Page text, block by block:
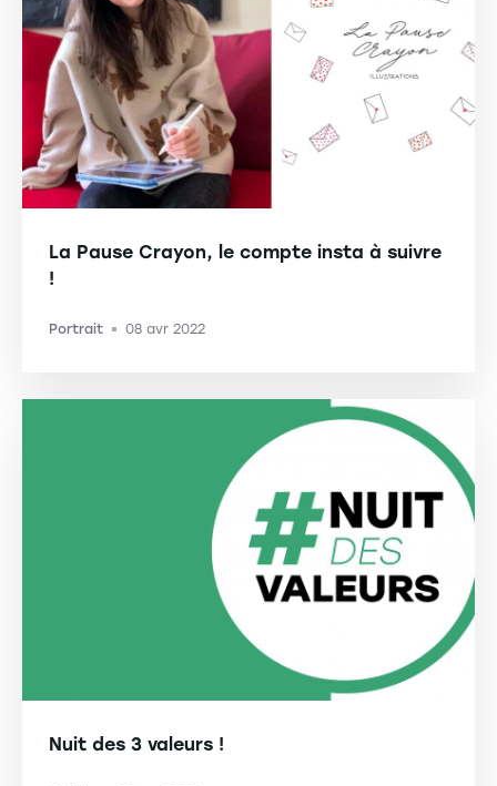
La Pause Crayon, le compte insta à suivre
!
Portrait -08 avr 2022
Nuit des 3 valeurs !